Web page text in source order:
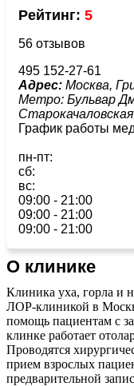
Рейтинг: 5
56 отзывов
495 152-27-61
Адрес: Москва,
Метро: Бульвар
График работы
пн-пт:
сб:
вс:
09:00 - 21:00
09:00 - 21:00
09:00 - 21:00
О клинике
Клиника уха, горла и
ЛОР-клиникой в
помощь пациентам с
клинке работает
Проводятся
прием взрослых
предварительной